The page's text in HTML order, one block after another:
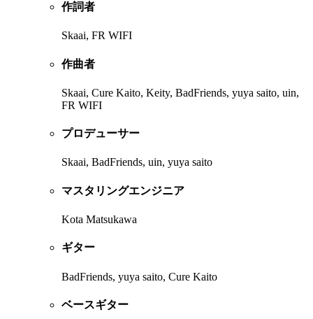
作詞者
Skaai, FR WIFI
作曲者
Skaai, Cure Kaito, Keity, BadFriends, yuya saito, uin,
FR WIFI
プロデューサー
Skaai, BadFriends, uin, yuya saito
マスタリングエンジニア
Kota Matsukawa
ギター
BadFriends, yuya saito, Cure Kaito
ベースギター